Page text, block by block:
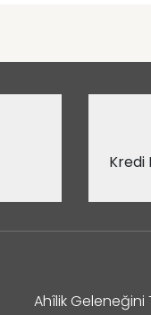
Kredi
Ahîlik Geleneğini